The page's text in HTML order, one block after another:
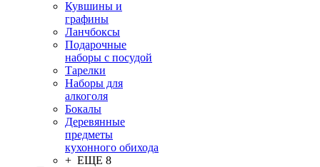
Кувшины и
графины
Ланчбоксы
Подарочные
наборы с посудой
Тарелки
Наборы для
алкоголя
Бокалы
Деревянные
предметы
кухонного обихода
+ ЕЩЕ 8